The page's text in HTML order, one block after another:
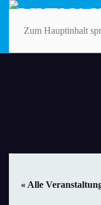
Zum Hauptinhalt
« Alle